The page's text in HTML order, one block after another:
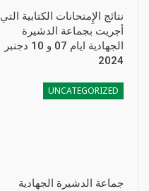
نتائج الإِمتحانات الكتابية التي
أجريت بجماعة الدشيرة
الجهادية ايام 07 و 10 دجنبر
2024
UNCATEGORIZED
جماعة الدشيرة الجهادية